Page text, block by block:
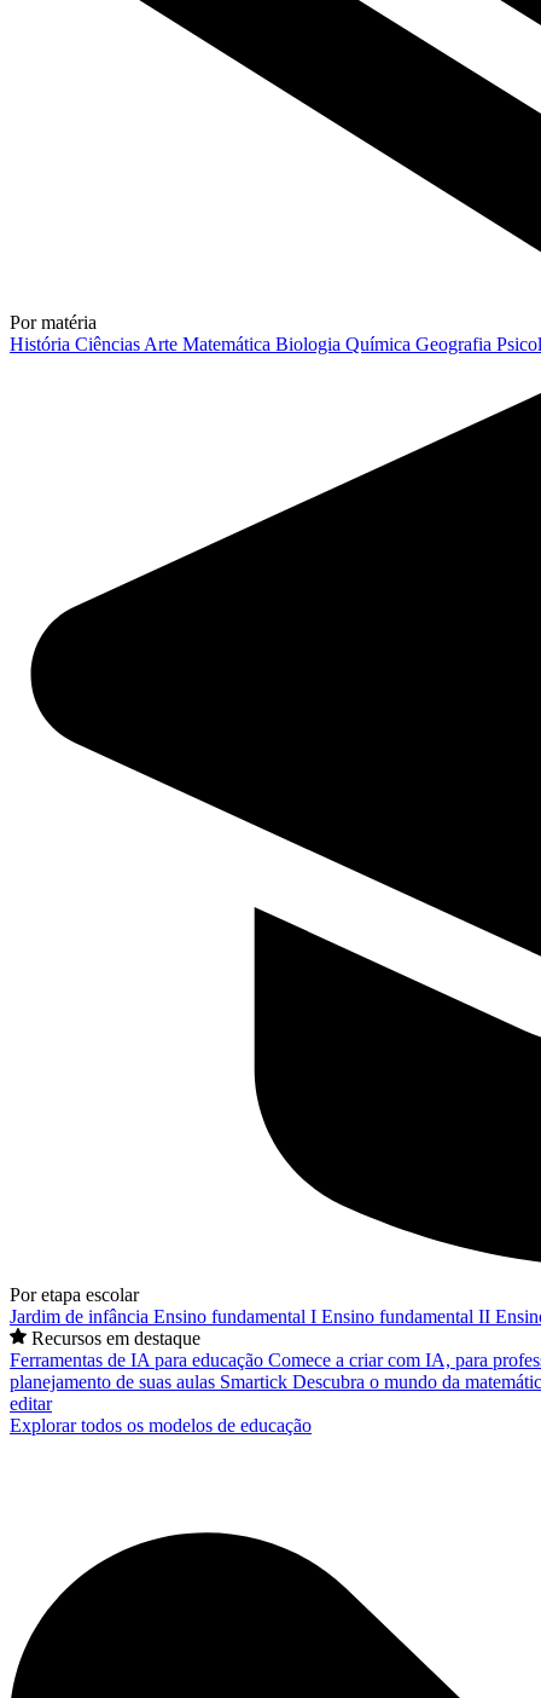
Por matéria
História Ciências Arte Matemática Biologia Química Geografia
Por etapa escolar
Jardim de infância Ensino fundamental I Ensino fundamental II
Recursos em destaque
Ferramentas de IA para educação Comece a criar com IA, para
planejamento de suas aulas Smartick Descubra o mundo da
editar
Explorar todos os modelos de educação